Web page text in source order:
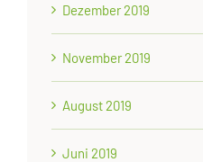
Dezember 2019
November 2019
August 2019
Juni 2019